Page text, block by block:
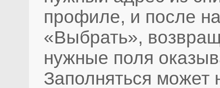
профиле, и после
«Выбрать»,
нужные поля
Заполняться может